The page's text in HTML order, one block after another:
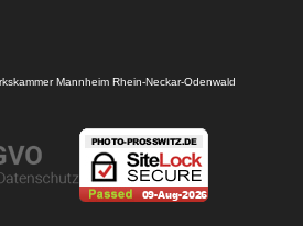
Mannheim Rhein-Neckar-Odenwald